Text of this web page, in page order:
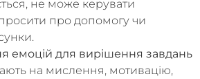
не може керувати
про допомогу чи
емоцій для вирішення завдань
на мислення, мотивацію,